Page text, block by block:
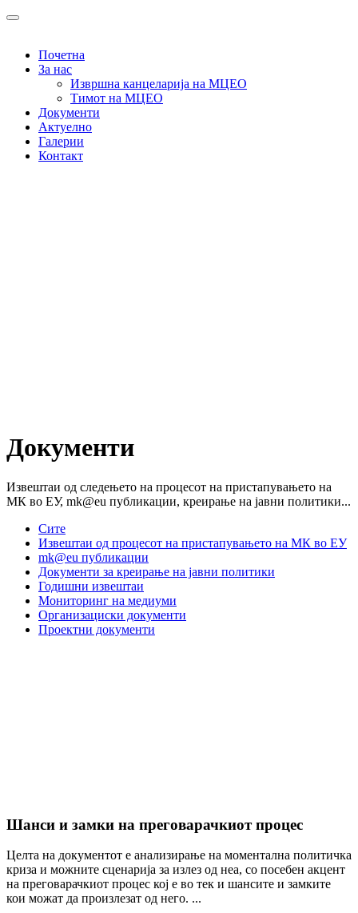
Почетна
За нас
Извршна канцеларија на МЦЕО
Тимот на МЦЕО
Документи
Актуелно
Галерии
Контакт
Документи
Извештаи од следењето на процесот на пристапувањето на
МК во ЕУ, mk@eu публикации, креирање на јавни политики...
Сите
Извештаи од процесот на пристапувањето на МК во ЕУ
mk@eu публикации
Документи за креирање на јавни политики
Годишни извештаи
Мониторинг на медиуми
Организациски документи
Проектни документи
Шанси и замки на преговарачкиот процес
Целта на документот е анализирање на моментална политичка
криза и можните сценарија за излез од неа, со посебен акцент
на преговарачкиот процес кој е во тек и шансите и замките
кои можат да произлезат од него. ...